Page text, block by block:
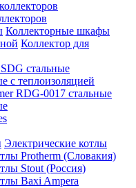
Коллекторные шкафы
Коллектор для
стальные
с теплоизоляцией
RDG-0017 стальные
Электрические котлы
Protherm (Словакия)
Stout (Россия)
Baxi Ampera